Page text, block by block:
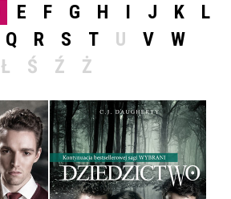
E F G H I J K
L
Q R S T U V
W
Ł Ś Ź Ż